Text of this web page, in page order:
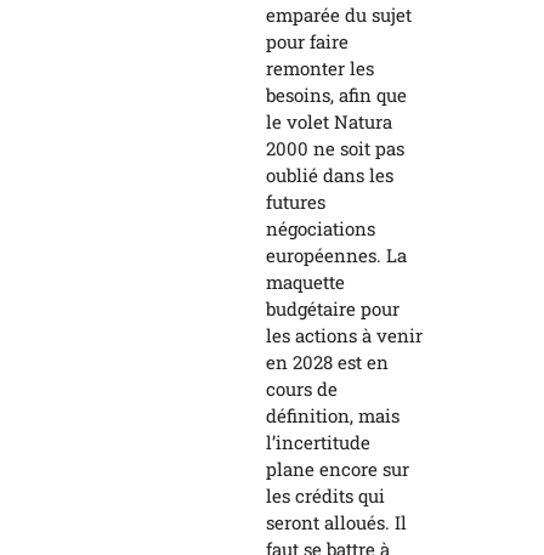
emparée du sujet
pour faire
remonter les
besoins, afin que
le volet Natura
2000 ne soit pas
oublié dans les
futures
négociations
européennes. La
maquette
budgétaire pour
les actions à venir
en 2028 est en
cours de
définition, mais
l’incertitude
plane encore sur
les crédits qui
seront alloués. Il
faut se battre à